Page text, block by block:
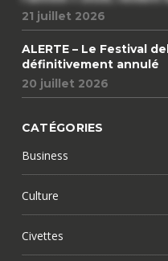
21 juillet 2026
ALERTE – Le Festival
définitivement annulé
20 juillet 2026
CATÉGORIES
Business
Culture
Civettes